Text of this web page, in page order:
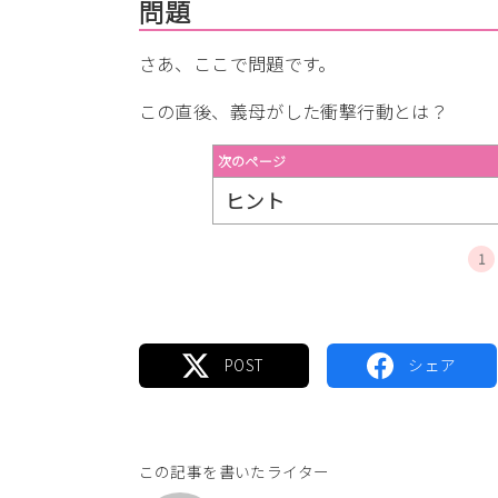
問題
さあ、ここで問題です。
この直後、義母がした衝撃行動とは？
次のページ
ヒント
1
この記事を書いたライター